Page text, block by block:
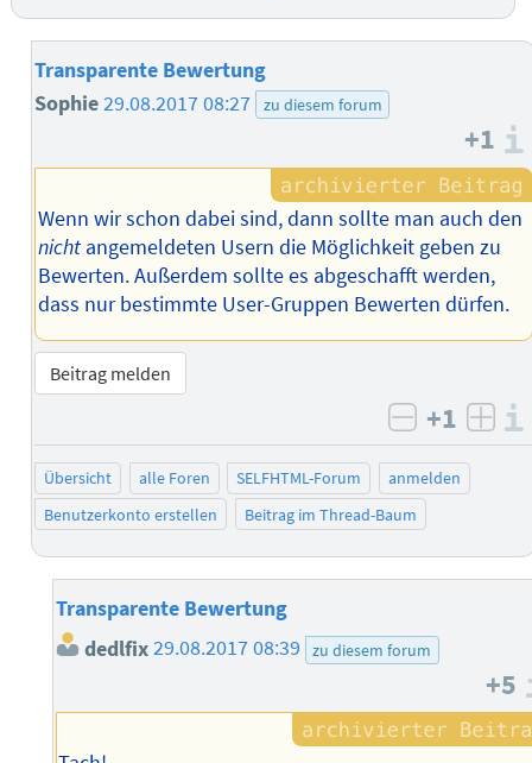
Transparente Bewertung
Sophie29.08.2017 08:27 zu diesem forum
+1
Wenn wir schon dabei sind, dann sollte man auch den
nichtangemeldeten Usern die Möglichkeit geben zu
Bewerten. Außerdem sollte es abgeschafft werden,
dass nur bestimmte User-Gruppen Bewerten dürfen.
Beitrag melden
negativ
+1
Übersicht alle Foren SELFHTML-Forum
anmelden
Benutzerkonto erstellen
Beitrag im Thread-Baum
Transparente Bewertung
dedlfix29.08.2017 08:39 zu diesem forum
+5